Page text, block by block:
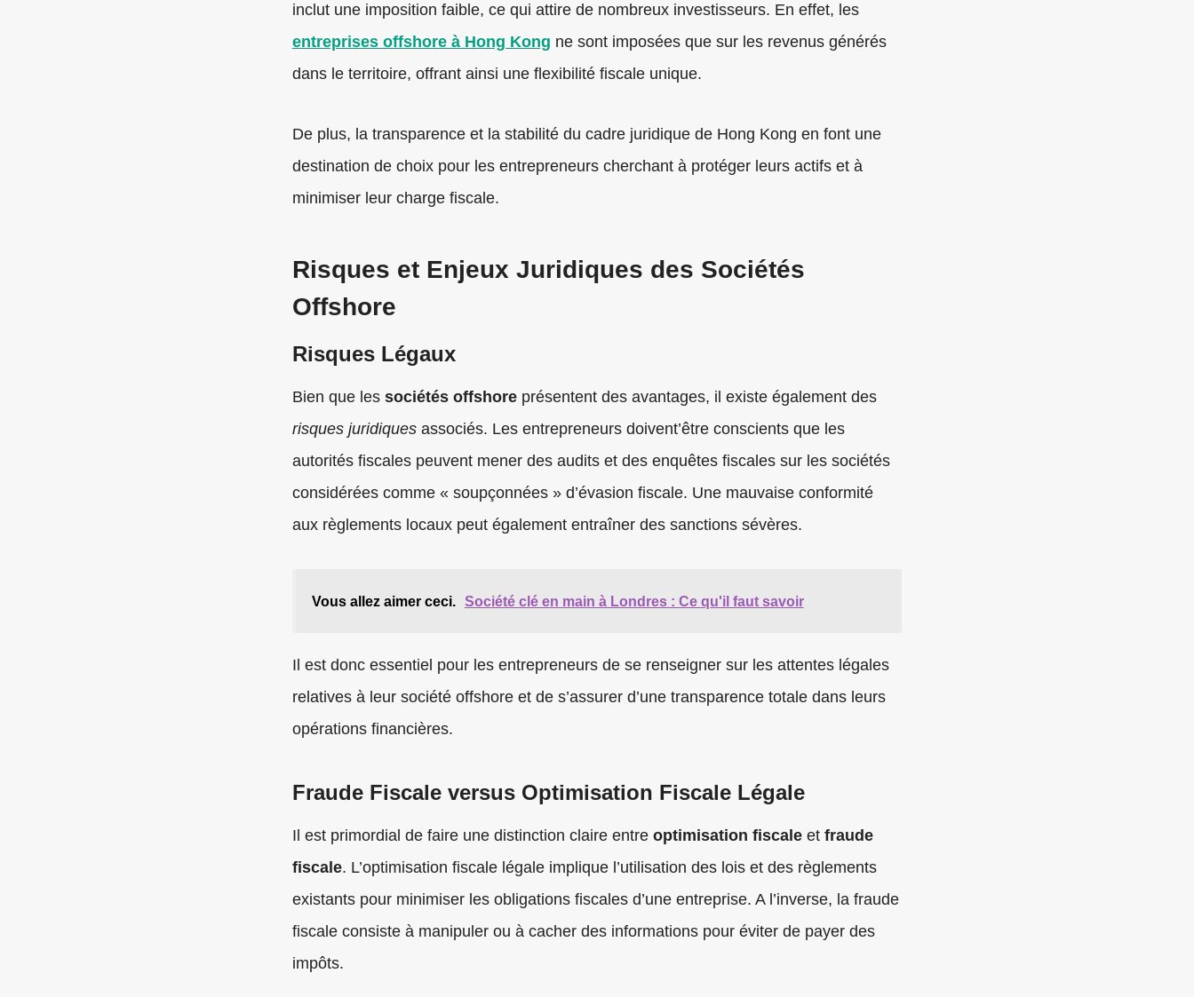
inclut une imposition faible, ce qui attire de nombreux investisseurs. En effet, les
entreprises offshore à Hong Kong ne sont imposées que sur les revenus générés
dans le territoire, offrant ainsi une flexibilité fiscale unique.
De plus, la transparence et la stabilité du cadre juridique de Hong Kong en font une
destination de choix pour les entrepreneurs cherchant à protéger leurs actifs et à
minimiser leur charge fiscale.
Risques et Enjeux Juridiques des Sociétés
Offshore
Risques Légaux
Bien que les sociétés offshoreprésentent des avantages, il existe également des
risques juridiquesassociés. Les entrepreneurs doivent’être conscients que les
autorités fiscales peuvent mener des audits et des enquêtes fiscales sur les sociétés
considérées comme « soupçonnées » d’évasion fiscale. Une mauvaise conformité
aux règlements locaux peut également entraîner des sanctions sévères.
Vous allez aimer ceci. Société clé en main à Londres : Ce qu'il faut savoir
Il est donc essentiel pour les entrepreneurs de se renseigner sur les attentes légales
relatives à leur société offshore et de s’assurer d’une transparence totale dans leurs
opérations financières.
Fraude Fiscale versus Optimisation Fiscale Légale
Il est primordial de faire une distinction claire entre optimisation fiscaleet fraude
fiscale. L’optimisation fiscale légale implique l’utilisation des lois et des règlements
existants pour minimiser les obligations fiscales d’une entreprise. A l’inverse, la fraude
fiscale consiste à manipuler ou à cacher des informations pour éviter de payer des
impôts.